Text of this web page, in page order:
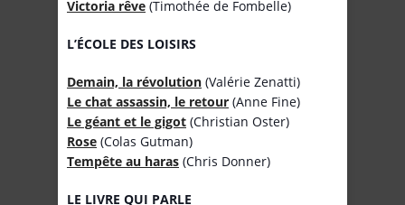
Victoria rêve (Timothée de Fombelle)
L’ÉCOLE DES LOISIRS
Demain, la révolution (Valérie Zenatti)
Le chat assassin, le retour (Anne Fine)
Le géant et le gigot (Christian Oster)
Rose (Colas Gutman)
Tempête au haras (Chris Donner)
LE LIVRE QUI PARLE